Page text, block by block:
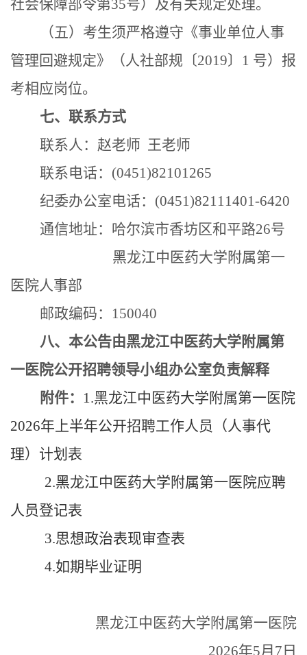
社会保障部令第35号）及有关规定处理。
（五） 考生须严格遵守《事业单位人事
管理回避规定》（人社部规〔2019〕1 号）报
考相应岗位。
七、联系方式
联系人： 赵老师 王老师
联系电话： (0451)82101265
纪委办公室电话： (0451)82111401-6420
通信地址：哈尔滨市香坊区和平路26号
黑龙江中医药大学附属第一
医院人事部
邮政编码： 150040
八、 本公告由黑龙江中医药大学附属第
一医院公开招聘领导小组办公室负责解释
附件： 1.黑龙江中医药大学附属第一医院
2026年 上半年公开招聘工作人员 （人事代
理） 计划表
2.黑龙江中医药大学附属第一医院应聘
人员登记表
3.思想政治表现审查表
4.如期毕业证明
黑龙江中医药大学附属第一医院
2026年5月7日